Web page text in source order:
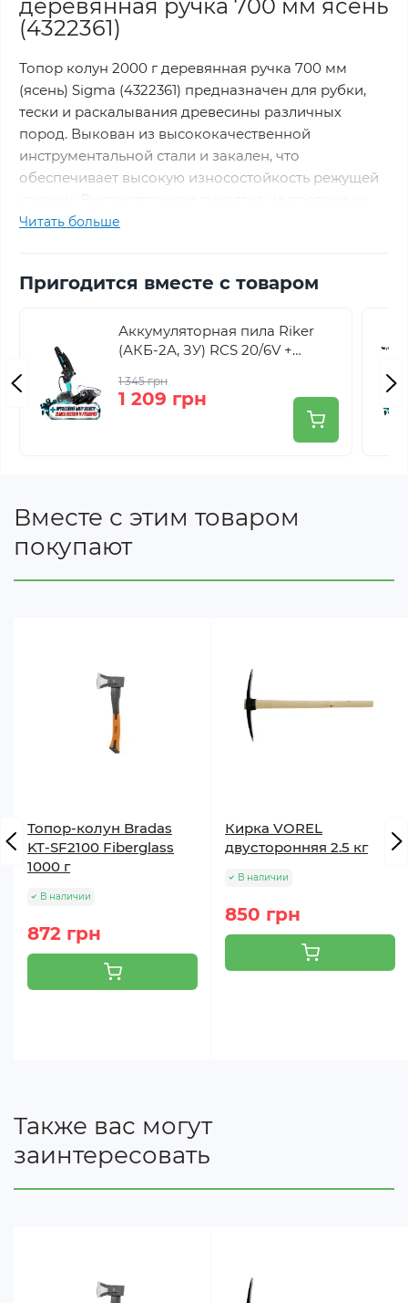
деревянная ручка 700 мм ясень
(4322361)
Топор колун 2000 г деревянная ручка 700 мм
(ясень) Sigma (4322361) предназначен для рубки,
тески и раскалывания древесины различных
пород. Выкован из высококачественной
инструментальной стали и закален, что
обеспечивает высокую износостойкость режущей
ясеня отличается высокой твердостью и
Материал ручки - дерево
Длина - 700 мм.
Масса - 2000 г
Преимущества:
Читать больше
Пригодится вместе с товаром
Аккумуляторная пила Riker
(АКБ-2А, ЗУ) RCS 20/6V +
защиты
1 345 грн
1 209 грн
Вместе с этим товаром
покупают
Топор-колун Bradas
KT-SF2100 Fiberglass
1000 г
В наличии
872 грн
Кирка VOREL
двусторонняя 2.5 кг
В наличии
850 грн
Также вас могут
заинтересовать